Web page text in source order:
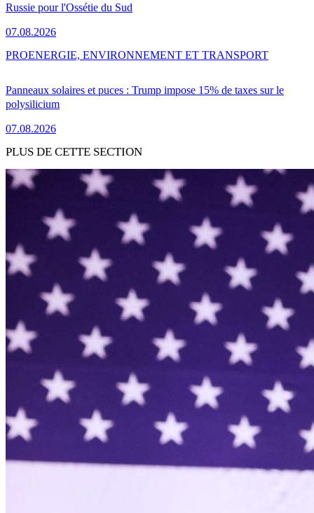
Russie pour l'Ossétie du Sud
07.08.2026
Panneaux solaires et puces : Trump impose 15% de taxes sur le
polysilicium
07.08.2026
PROENERGIE, ENVIRONNEMENT ET TRANSPORT
PLUS DE CETTE SECTION